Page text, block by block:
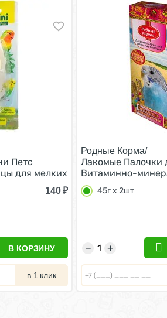
Петс
для мелких
140₽
В КОРЗИНУ
в 1 клик
Родные Корма/
Лакомые Палочки
Витаминно-
2шт
45г х 2шт
+
−